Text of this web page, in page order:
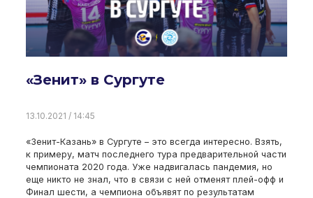
«Зенит» в Сургуте
13.10.2021 / 14:45
«Зенит-Казань» в Сургуте – это всегда интересно. Взять,
к примеру, матч последнего тура предварительной части
чемпионата 2020 года. Уже надвигалась пандемия, но
еще никто не знал, что в связи с ней отменят плей-офф и
Финал шести, а чемпиона объявят по результатам